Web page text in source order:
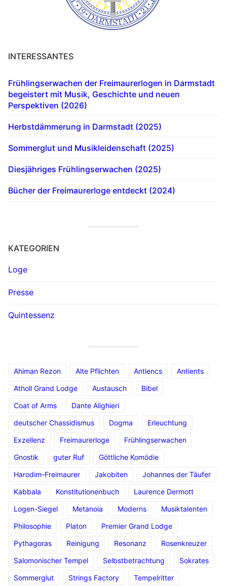
INTERESSANTES
Frühlingserwachen der Freimaurerlogen in Darmstadt
begeistert mit Musik, Geschichte und neuen
Perspektiven (2026)
Herbstdämmerung in Darmstadt (2025)
Sommerglut und Musikleidenschaft (2025)
Diesjähriges Frühlingserwachen (2025)
Bücher der Freimaurerloge entdeckt (2024)
KATEGORIEN
Loge
Presse
Quintessenz
Ahiman Rezon Alte Pflichten Antiencs
Antients
Atholl Grand Lodge
Austausch
Bibel
Coat of Arms
Dante Alighieri
deutscher Chassidismus
Dogma
Erleuchtung
Exzellenz
Freimaurerloge
Frühlingserwachen
Gnostik
guter Ruf
Göttliche Komödie
Harodim-Freimaurer
Jakobiten
Johannes der Täufer
Kabbala
Konstitutionenbuch
Laurence Dermott
Logen-Siegel
Metanoia Moderns
Musiktalenten
Philosophie
Platon
Premier Grand Lodge
Pythagoras
Reinigung Resonanz
Rosenkreuzer
Salomonischer Tempel
Selbstbetrachtung
Sokrates
Sommerglut
Strings Factory
Tempelritter